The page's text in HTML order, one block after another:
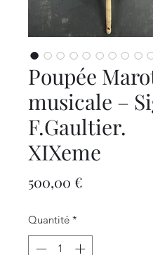
Poupée
musicale –
F.Gaultier.
XIXeme
500,00 €
Quantité *